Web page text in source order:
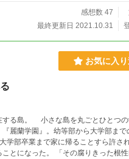
感想数 47
最終更新日 2021.10.31
お気に入
る島。 小さな島を丸ごとひとつの
『麗蘭学園』。幼等部から大学部まで
学部卒業まで家に帰ることすら許さ
りきった根性叩き直すまで帰